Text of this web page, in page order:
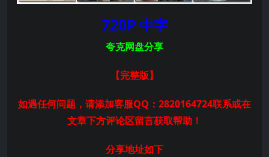
720P 中字
夸克网盘分享
【完整版】
如遇任何问题，请添加客服QQ：2820164724联系或在
文章下方评论区留言获取帮助！
分享地址如下